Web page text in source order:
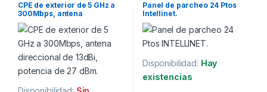
CPE de exterior de 5 GHz a
300Mbps, antena
direccional de 13dBi,
potencia de 27 dBm.
Panel de parcheo 24 Ptos
Intellinet.
Disponibilidad: Hay
existencias